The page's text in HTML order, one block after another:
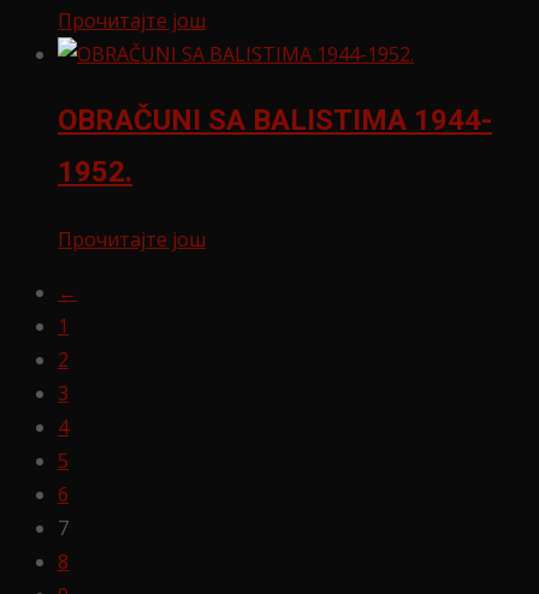
Прочитајте још
OBRAČUNI SA BALISTIMA 1944-
1952.
Прочитајте још
←
1
2
3
4
5
6
7
8